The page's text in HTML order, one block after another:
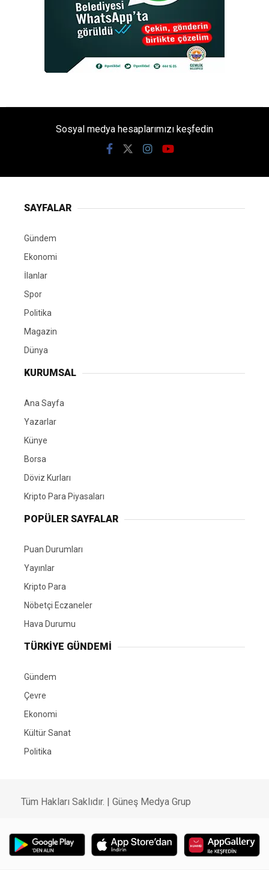
Sosyal medya hesaplarımızı keşfedin
SAYFALAR
Gündem
Ekonomi
İlanlar
Spor
Politika
Magazin
Dünya
KURUMSAL
Ana Sayfa
Yazarlar
Künye
Borsa
Döviz Kurları
Kripto Para Piyasaları
POPÜLER SAYFALAR
Puan Durumları
Yayınlar
Kripto Para
Nöbetçi Eczaneler
Hava Durumu
TÜRKIYE GÜNDEMI
Gündem
Çevre
Ekonomi
Kültür Sanat
Politika
Tüm Hakları Saklıdır. | Güneş Medya Grup